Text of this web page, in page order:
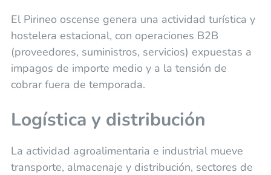
El Pirineo oscense genera una actividad turística y
hostelera estacional, con operaciones B2B
(proveedores, suministros, servicios) expuestas a
impagos de importe medio y a la tensión de
cobrar fuera de temporada.
Logística y distribución
La actividad agroalimentaria e industrial mueve
transporte, almacenaje y distribución, sectores de